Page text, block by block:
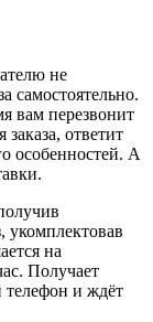
не
самостоятельно.
вам перезвонит
ответит
особенностей. А
укомплектовав
на
Получает
и ждёт